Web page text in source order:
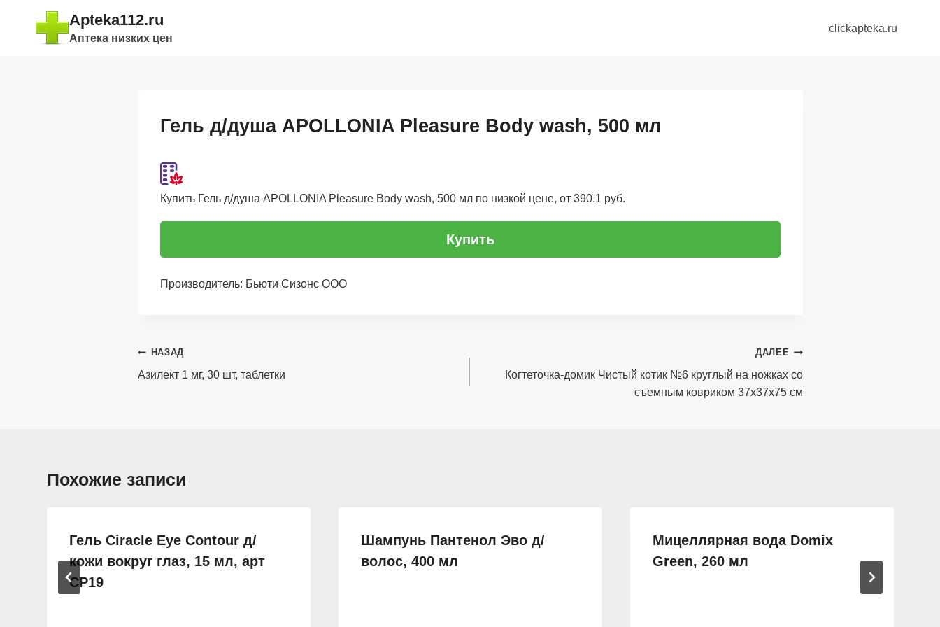
содержимому
Apteka112.ru
Аптека низких цен
clickapteka.ru
Гель д/душа APOLLONIA Pleasure Body wash, 500 мл
Купить Гель д/душа APOLLONIA Pleasure Body wash, 500 мл по низкой цене, от 390.1 руб.
Купить
Производитель: Бьюти Сизонс ООО
Навигация
по
НАЗАД
Азилект 1 мг, 30 шт, таблетки
ДАЛЕЕ
Когтеточка-домик Чистый котик №6 круглый на ножках со
съемным ковриком 37х37х75 см
Похожие записи
Гель Ciracle Eye Contour д/
кожи вокруг глаз, 15 мл, арт
СР19
Шампунь Пантенол Эво д/
волос, 400 мл
Мицеллярная вода Domix
Green, 260 мл